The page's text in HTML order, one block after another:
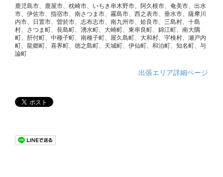
鹿児島市、鹿屋市、枕崎市、いちき串木野市、阿久根市、奄美市、出水
市、伊佐市、指宿市、南さつま市、霧島市、西之表市、垂水市、薩摩川
内市、日置市、曽於市、志布志市、南九州市、姶良市、三島村、十島
村、さつま町、長島町、湧水町、大崎町、東串良町、錦江町、南大隅
町、肝付町、中種子町、南種子町、屋久島町、大和村、宇検村、瀬戸内
町、龍郷町、喜界町、徳之島町、天城町、伊仙町、和泊町、知名町、与
論町
出張エリア詳細ページ